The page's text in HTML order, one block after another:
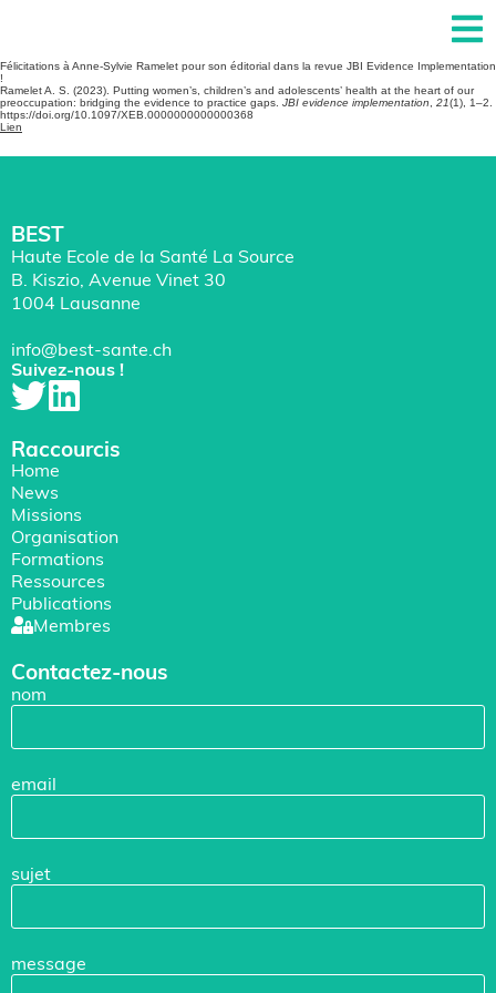
Félicitations à Anne-Sylvie Ramelet pour son éditorial dans la revue JBI Evidence Implementation
!
Ramelet A. S. (2023). Putting women’s, children’s and adolescents’ health at the heart of our
preoccupation: bridging the evidence to practice gaps. JBI evidence implementation 21(1), 1–2.
https://doi.org/10.1097/XEB.0000000000000368
Lien
BEST
Haute Ecole de la Santé La Source
B. Kiszio, Avenue Vinet 30
1004 Lausanne
info@best-sante.ch
Suivez-nous !
Raccourcis
Home
News
Missions
Organisation
Formations
Ressources
Publications
Membres
Contactez-nous
nom
email
sujet
message